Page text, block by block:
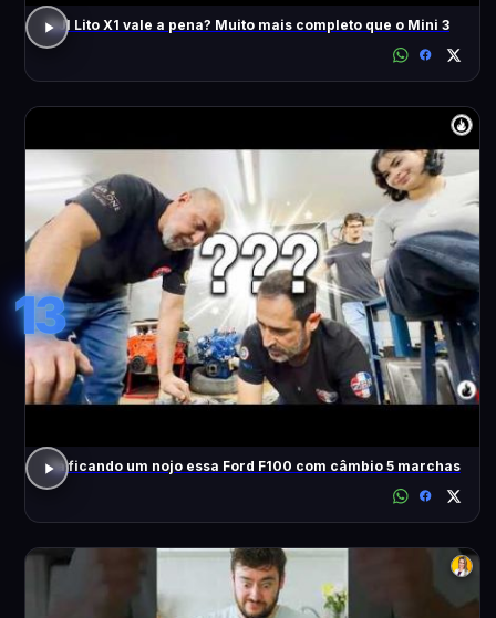
DJI Lito X1 vale a pena? Muito mais completo que o Mini 3
13
Tá ficando um nojo essa Ford F100 com câmbio 5 marchas